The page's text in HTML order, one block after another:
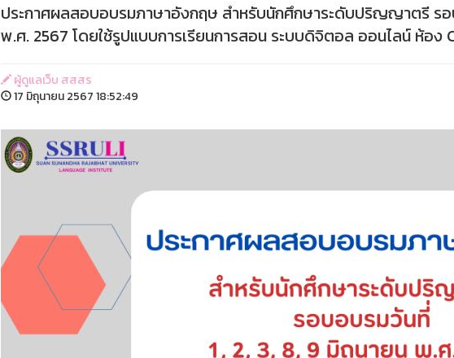
ประกาศผลสอบอบรมภาษาอังกฤษ สำหรับนักศึกษาระดับปริญญาตรี รอ
พ.ศ. 2567 โดยใช้รูปแบบการเรียนการสอน ระบบดิจิตอล ออนไลน์ ห้อง
ผู้ดูแลเว็บ สสสร
17 มิถุนายน 2567 18:52:49